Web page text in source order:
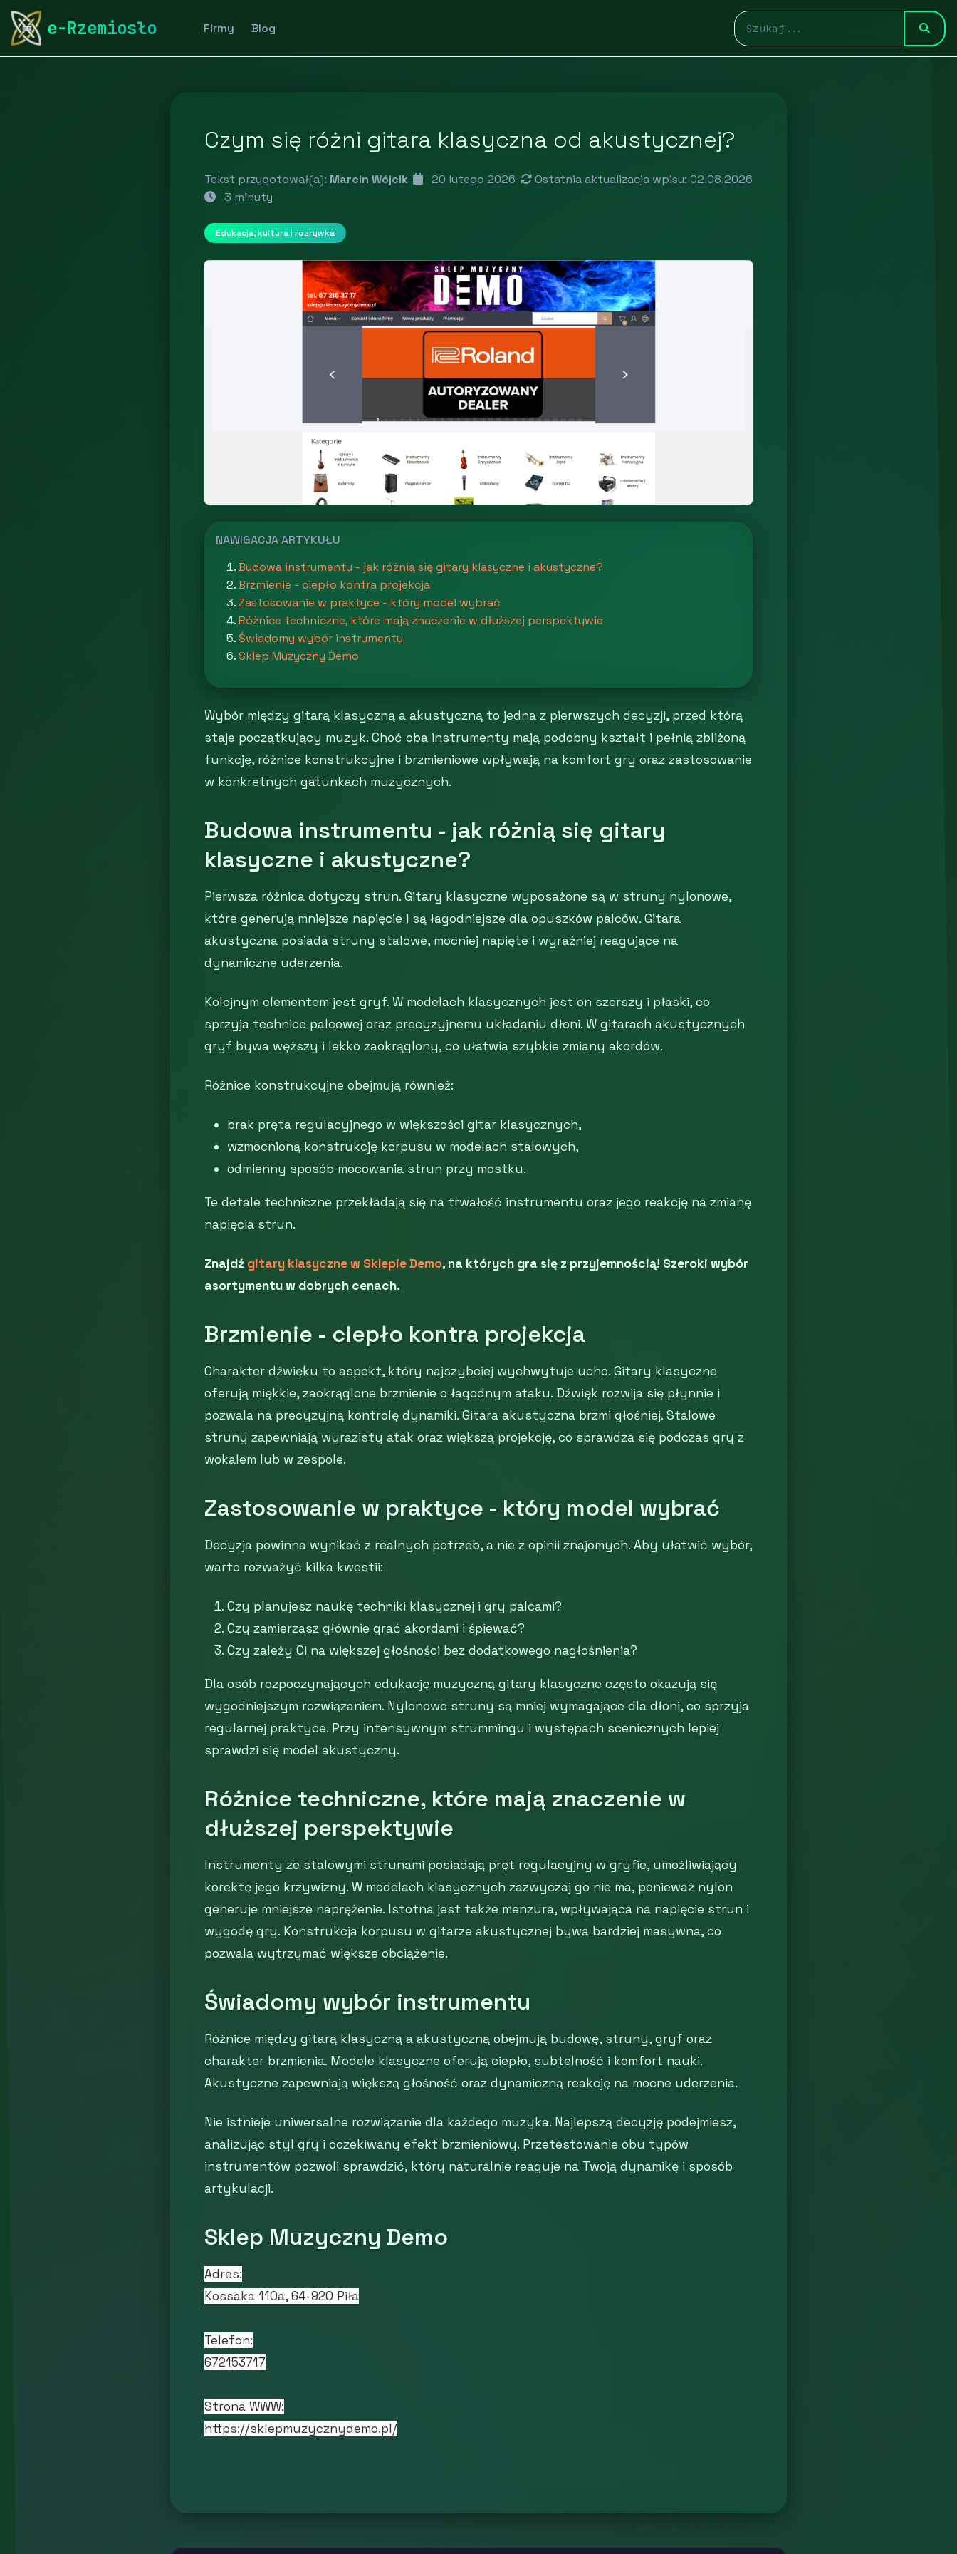
e-Rzemiosło Firmy Blog
rymarstwo-poznan.pl
Czym się różni gitara klasyczna od akustycznej?
Tekst przygotował(a): Marcin Wójcik 20 lutego 2026
Ostatnia aktualizacja wpisu: 02.08.2026
3 minuty
Edukacja, kultura i rozrywka
NAWIGACJA ARTYKUŁU
Budowa instrumentu - jak różnią się gitary klasyczne i akustyczne?
Brzmienie - ciepło kontra projekcja
Zastosowanie w praktyce - który model wybrać
Różnice techniczne, które mają znaczenie w dłuższej perspektywie
Świadomy wybór instrumentu
Sklep Muzyczny Demo
Wybór między gitarą klasyczną a akustyczną to jedna z pierwszych decyzji, przed którą
staje początkujący muzyk. Choć oba instrumenty mają podobny kształt i pełnią zbliżoną
funkcję, różnice konstrukcyjne i brzmieniowe wpływają na komfort gry oraz zastosowanie
w konkretnych gatunkach muzycznych.
Budowa instrumentu - jak różnią się gitary
klasyczne i akustyczne?
Pierwsza różnica dotyczy strun. Gitary klasyczne wyposażone są w struny nylonowe,
które generują mniejsze napięcie i są łagodniejsze dla opuszków palców. Gitara
akustyczna posiada struny stalowe, mocniej napięte i wyraźniej reagujące na
dynamiczne uderzenia.
Kolejnym elementem jest gryf. W modelach klasycznych jest on szerszy i płaski, co
sprzyja technice palcowej oraz precyzyjnemu układaniu dłoni. W gitarach akustycznych
gryf bywa węższy i lekko zaokrąglony, co ułatwia szybkie zmiany akordów.
Różnice konstrukcyjne obejmują również:
brak pręta regulacyjnego w większości gitar klasycznych,
wzmocnioną konstrukcję korpusu w modelach stalowych,
odmienny sposób mocowania strun przy mostku.
Te detale techniczne przekładają się na trwałość instrumentu oraz jego reakcję na zmianę
napięcia strun.
Znajdź gitary klasyczne w Sklepie Demo, na których gra się z przyjemnością! Szeroki wybór
asortymentu w dobrych cenach.
Brzmienie - ciepło kontra projekcja
Charakter dźwięku to aspekt, który najszybciej wychwytuje ucho. Gitary klasyczne
oferują miękkie, zaokrąglone brzmienie o łagodnym ataku. Dźwięk rozwija się płynnie i
pozwala na precyzyjną kontrolę dynamiki. Gitara akustyczna brzmi głośniej. Stalowe
struny zapewniają wyrazisty atak oraz większą projekcję, co sprawdza się podczas gry z
wokalem lub w zespole.
Zastosowanie w praktyce - który model wybrać
Decyzja powinna wynikać z realnych potrzeb, a nie z opinii znajomych. Aby ułatwić wybór,
warto rozważyć kilka kwestii:
Czy planujesz naukę techniki klasycznej i gry palcami?
Czy zamierzasz głównie grać akordami i śpiewać?
Czy zależy Ci na większej głośności bez dodatkowego nagłośnienia?
Dla osób rozpoczynających edukację muzyczną gitary klasyczne często okazują się
wygodniejszym rozwiązaniem. Nylonowe struny są mniej wymagające dla dłoni, co sprzyja
regularnej praktyce. Przy intensywnym strummingu i występach scenicznych lepiej
sprawdzi się model akustyczny.
Różnice techniczne, które mają znaczenie w
dłuższej perspektywie
Instrumenty ze stalowymi strunami posiadają pręt regulacyjny w gryfie, umożliwiający
korektę jego krzywizny. W modelach klasycznych zazwyczaj go nie ma, ponieważ nylon
generuje mniejsze naprężenie. Istotna jest także menzura, wpływająca na napięcie strun i
wygodę gry. Konstrukcja korpusu w gitarze akustycznej bywa bardziej masywna, co
pozwala wytrzymać większe obciążenie.
Świadomy wybór instrumentu
Różnice między gitarą klasyczną a akustyczną obejmują budowę, struny, gryf oraz
charakter brzmienia. Modele klasyczne oferują ciepło, subtelność i komfort nauki.
Akustyczne zapewniają większą głośność oraz dynamiczną reakcję na mocne uderzenia.
Nie istnieje uniwersalne rozwiązanie dla każdego muzyka. Najlepszą decyzję podejmiesz,
analizując styl gry i oczekiwany efekt brzmieniowy. Przetestowanie obu typów
instrumentów pozwoli sprawdzić, który naturalnie reaguje na Twoją dynamikę i sposób
artykulacji.
Sklep Muzyczny Demo
Adres:
Kossaka 110a, 64-920 Piła
Telefon:
672153717
Strona WWW:
https://sklepmuzycznydemo.pl/